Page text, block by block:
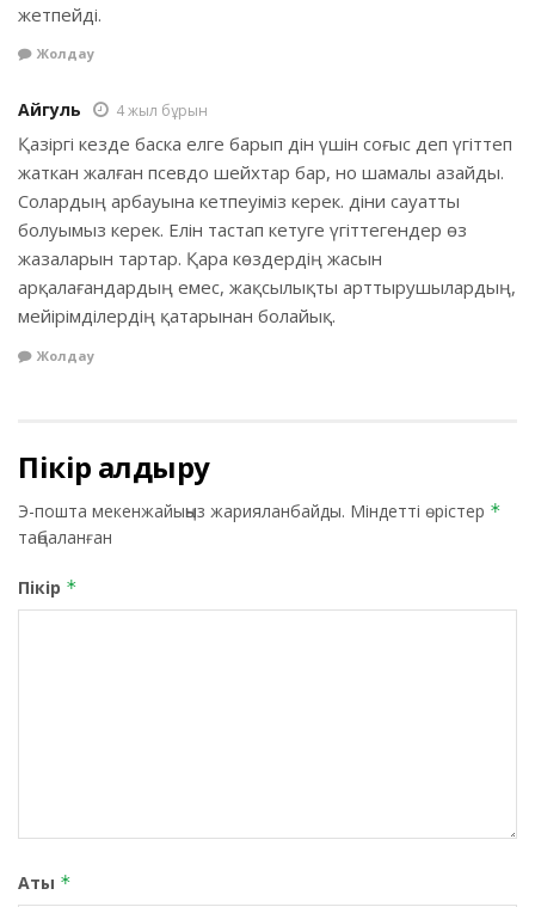
жетпейді.
Жолдау
Айгуль 4 жыл бұрын
Қазіргі кезде баска елге барып дін үшін соғыс деп үгіттеп
жаткан жалған псевдо шейхтар бар, но шамалы азайды.
Солардың арбауына кетпеуіміз керек. діни сауатты
болуымыз керек. Елін тастап кетуге үгіттегендер өз
жазаларын тартар. Қара көздердің жасын
арқалағандардың емес, жақсылықты арттырушылардың,
мейірімділердің қатарынан болайық.
Жолдау
Пікір қалдыру
Э-пошта мекенжайыңыз жарияланбайды. Міндетті өрістер *
таңбаланған
Пікір *
Аты *